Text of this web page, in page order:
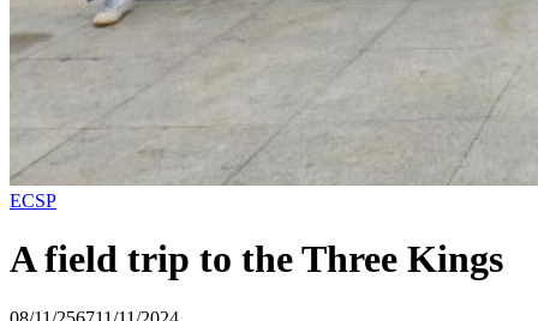
ECSP
A field trip to the Three Kings